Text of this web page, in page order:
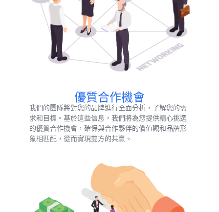
優質合作機會
我們的團隊將對您的品牌進行全面分析，了解您的需
求和目標。基於這些信息，我們將為您提供精心挑選
的優質合作機會，確保與合作夥伴的價值觀和品牌形
象相匹配，從而實現雙方的共贏。